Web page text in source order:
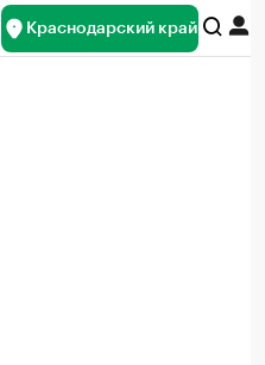
Краснодарский край